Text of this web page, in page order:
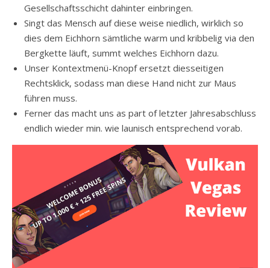
Gesellschaftsschicht dahinter einbringen.
Singt das Mensch auf diese weise niedlich, wirklich so
dies dem Eichhorn sämtliche warm und kribbelig via den
Bergkette läuft, summt welches Eichhorn dazu.
Unser Kontextmenü-Knopf ersetzt diesseitigen
Rechtsklick, sodass man diese Hand nicht zur Maus
führen muss.
Ferner das macht uns as part of letzter Jahresabschluss
endlich wieder min. wie launisch entsprechend vorab.